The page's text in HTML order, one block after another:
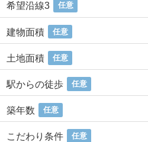
希望沿線3 任意
建物面積 任意
土地面積 任意
駅からの徒歩 任意
築年数 任意
こだわり条件 任意